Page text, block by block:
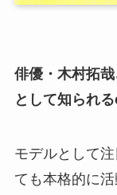
俳優・木村拓
として知られ
モデルとして
ても本格的に